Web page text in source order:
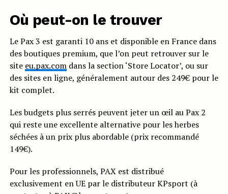
Où peut-on le trouver
Le Pax 3 est garanti 10 ans et disponible en France dans
des boutiques premium, que l’on peut retrouver sur le
site eu.pax.comdans la section ‘Store Locator’, ou sur
des sites en ligne, généralement autour des 249€ pour le
kit complet.
Les budgets plus serrés peuvent jeter un œil au Pax 2
qui reste une excellente alternative pour les herbes
séchées à un prix plus abordable (prix recommandé
149€).
Pour les professionnels, PAX est distribué
exclusivement en UE par le distributeur KPsport (à